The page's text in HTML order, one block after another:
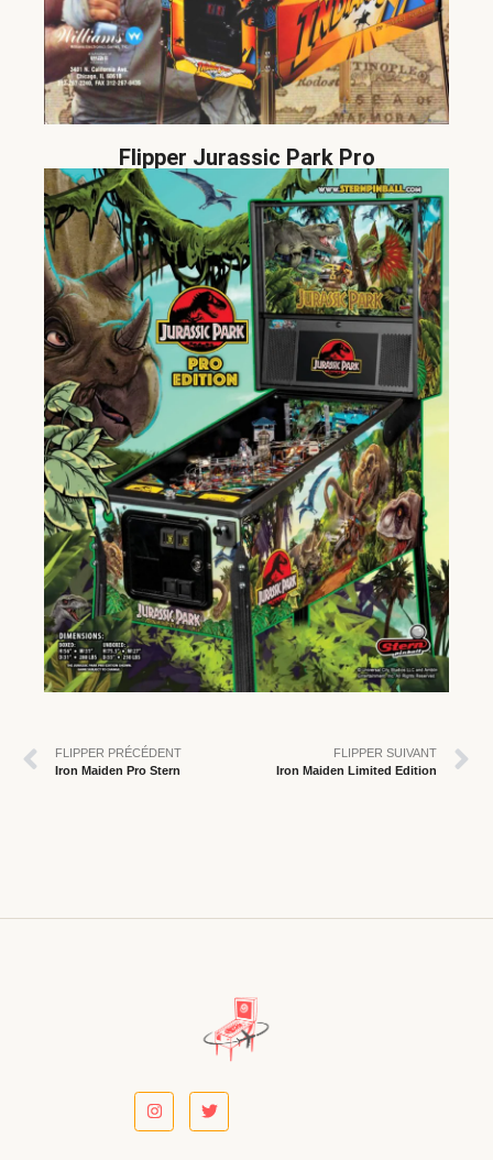
Flipper Jurassic Park Pro
FLIPPER PRÉCÉDENT
Iron Maiden Pro Stern
FLIPPER SUIVANT
Iron Maiden Limited Edition